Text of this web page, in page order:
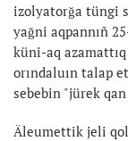
izolyatorğa tüngi
yağni aqpannıñ
küni-aq azamattıq
orındaluın talap
sebebin "jürek
Äleumettik jeli